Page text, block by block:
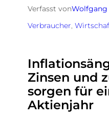
Verfasst vonWolfgang
Verbraucher,
Zinsen und
sorgen für
Aktienjahr